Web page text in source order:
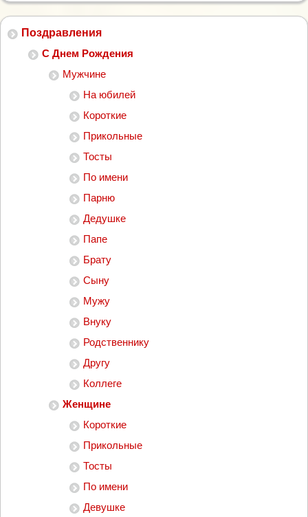
Поздравления
С Днем Рождения
Мужчине
На юбилей
Короткие
Прикольные
Тосты
По имени
Парню
Дедушке
Папе
Брату
Сыну
Мужу
Внуку
Родственнику
Другу
Коллеге
Женщине
Короткие
Прикольные
Тосты
По имени
Девушке